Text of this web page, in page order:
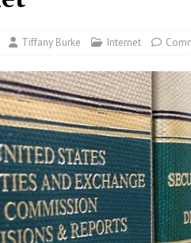
Tiffany Burke Internet